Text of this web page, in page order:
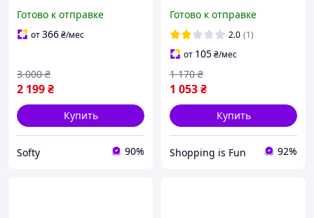
Готово к отправке
от366₴/мес
2 199₴
3 000 ₴
Купить
Softy 90%
45р M8-M12
Готово к отправке
2.0 (1)
от 105₴/мес
1 053₴
1 170 ₴
Купить
Shopping is Fun 92%